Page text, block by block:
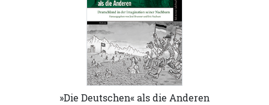
»Die Deutschen« als die Anderen